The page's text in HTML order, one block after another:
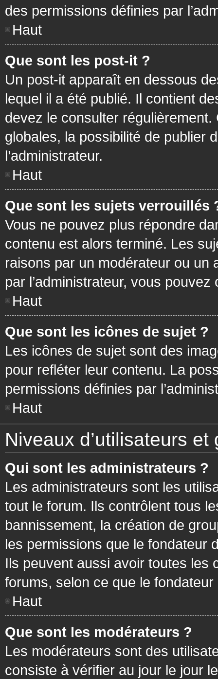
des permissions définies par
Haut
Que sont les post-it ?
Un post-it apparaît en dessous
lequel il a été publié. Il contient
devez le consulter
globales, la possibilité de publier
l’administrateur.
Haut
Que sont les sujets verrouillés
Vous ne pouvez plus répondre
contenu est alors terminé. Les
raisons par un modérateur ou un
par l’administrateur, vous
Haut
Que sont les icônes de sujet ?
Les icônes de sujet sont des
pour refléter leur contenu. La
permissions définies par
Haut
Niveaux d’utilisateurs et
Qui sont les administrateurs ?
Les administrateurs sont les
tout le forum. Ils contrôlent tous
bannissement, la création de
les permissions que le fondateur
Ils peuvent aussi avoir toutes les
forums, selon ce que le
Haut
Que sont les modérateurs ?
Les modérateurs sont des
consiste à vérifier au jour le jour